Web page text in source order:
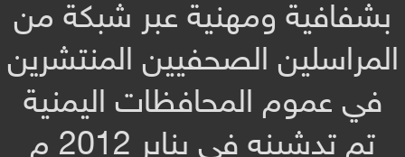
بشفافية ومهنية عبر شبكة من
المراسلين الصحفيين المنتشرين
في عموم المحافظات اليمنية
تم تدشينه في يناير 2012 م